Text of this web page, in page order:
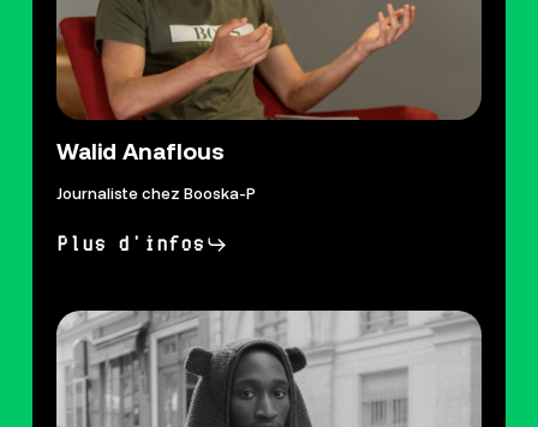
Walid Anaflous
Journaliste chez Booska-P
Plus d'infos